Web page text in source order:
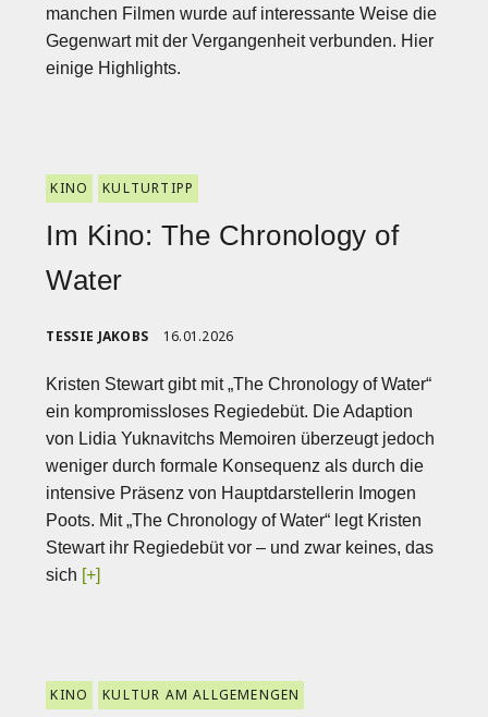
manchen Filmen wurde auf interessante Weise die
Gegenwart mit der Vergangenheit verbunden. Hier
einige Highlights.
KINO KULTURTIPP
Im Kino: The Chronology of
Water
TESSIE JAKOBS 16.01.2026
Kristen Stewart gibt mit „The Chronology of Water“
ein kompromissloses Regiedebüt. Die Adaption
von Lidia Yuknavitchs Memoiren überzeugt jedoch
weniger durch formale Konsequenz als durch die
intensive Präsenz von Hauptdarstellerin Imogen
Poots. Mit „The Chronology of Water“ legt Kristen
Stewart ihr Regiedebüt vor – und zwar keines, das
sich [+]
KINO KULTUR AM ALLGEMENGEN